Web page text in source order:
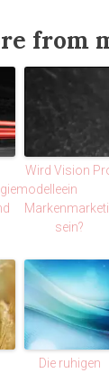
from
Wird Vision
ein
sein?
Die ruhigen